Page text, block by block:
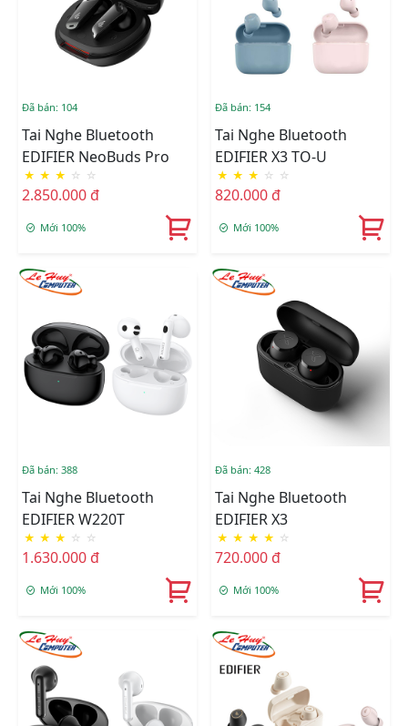
Đã bán: 104
Tai Nghe Bluetooth
EDIFIER NeoBuds Pro
★ ★ ★ ☆ ☆
2.850.000 đ
Mới 100%
Đã bán: 154
Tai Nghe Bluetooth
EDIFIER X3 TO-U
★ ★ ★ ☆ ☆
820.000 đ
Mới 100%
Đã bán: 388
Tai Nghe Bluetooth
EDIFIER W220T
★ ★ ★ ☆ ☆
1.630.000 đ
Mới 100%
Đã bán: 428
Tai Nghe Bluetooth
EDIFIER X3
★ ★ ★ ★ ☆
720.000 đ
Mới 100%